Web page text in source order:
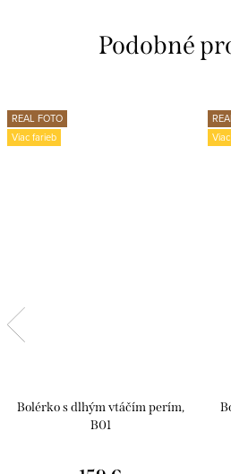
REAL FOTO
Viac farieb
Bolérko s dlhým vtáčím perím,
B01